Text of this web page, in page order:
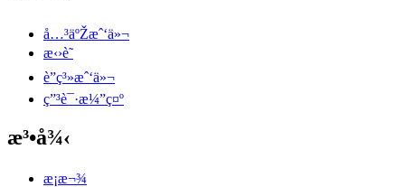
å…³äºŽæˆ‘ä»¬
æ‹›è˜
è”ç³»æˆ‘ä»¬
ç”³è¯·æ¼”ç¤º
æ³•å¾‹
æ¡æ¬¾